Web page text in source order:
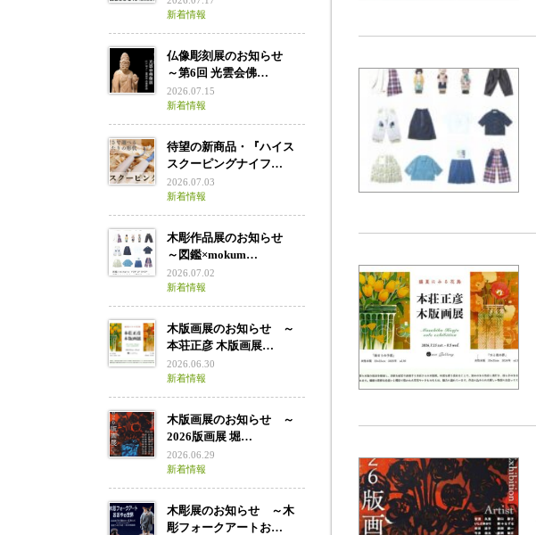
新着情報
仏像彫刻展のお知らせ
～第6回 光雲会佛…
2026.07.15
新着情報
待望の新商品・『ハイス
スクーピングナイフ…
2026.07.03
新着情報
木彫作品展のお知らせ
～図鑑×mokum…
2026.07.02
新着情報
木版画展のお知らせ ～
本荘正彦 木版画展…
2026.06.30
新着情報
木版画展のお知らせ ～
2026版画展 堀…
2026.06.29
新着情報
木彫展のお知らせ ～木
彫フォークアートお…